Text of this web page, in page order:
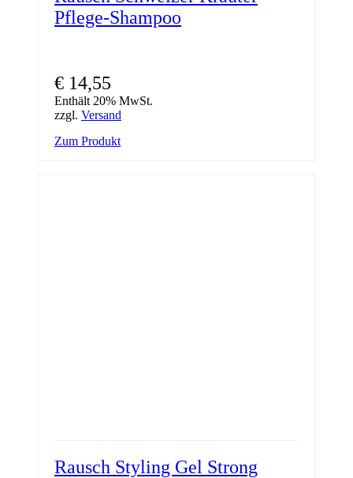
Pflege-Shampoo
€ 14,55
Enthält 20% MwSt.
zzgl. Versand
Zum Produkt
Rausch Styling Gel Strong